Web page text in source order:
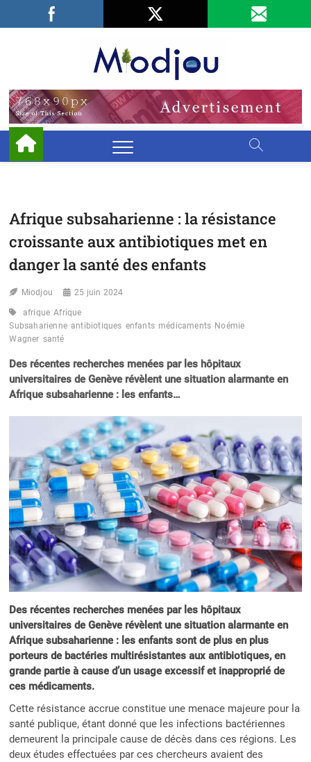
Facebook
LinkedIn
Afrique subsaharienne : la résistance
croissante aux antibiotiques met en
danger la santé des enfants
Miodjou 25 juin 2024
afrique Afrique
Subsaharienne antibiotiques enfants médicaments Noémie
Wagner santé
Des récentes recherches menées par les hôpitaux
universitaires de Genève révèlent une situation alarmante en
Afrique subsaharienne : les enfants…
Des récentes recherches menées par les hôpitaux
universitaires de Genève révèlent une situation alarmante en
Afrique subsaharienne : les enfants sont de plus en plus
porteurs de bactéries multirésistantes aux antibiotiques, en
grande partie à cause d’un usage excessif et inapproprié de
ces médicaments.
Cette résistance accrue constitue une menace majeure pour la
santé publique, étant donné que les infections bactériennes
demeurent la principale cause de décès dans ces régions. Les
deux études effectuées par ces chercheurs avaient des